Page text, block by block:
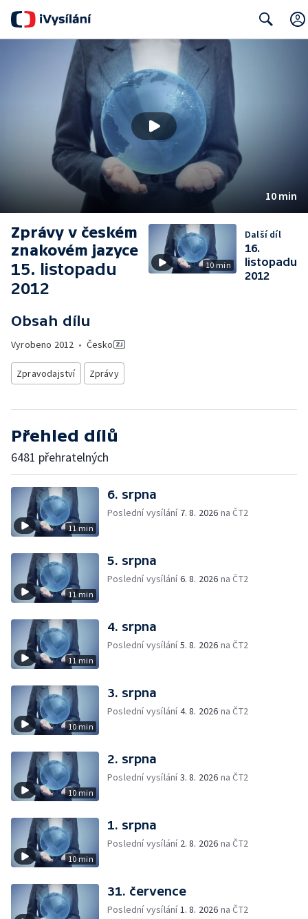
10 min
Zprávy v českém
znakovém jazyce
15. listopadu
2012
Obsah dílu
Vyrobeno 2012 • Česko
Zpravodajství Zprávy
10 min
Další díl
16.
listopadu
2012
Přehled dílů
6481 přehratelných
11 min
6. srpna
Poslední vysílání 7. 8. 2026 na ČT2
11 min
5. srpna
Poslední vysílání6. 8. 2026 na ČT2
11 min
4. srpna
Poslední vysílání5. 8. 2026 na ČT2
10 min
3. srpna
Poslední vysílání4. 8. 2026 na ČT2
10 min
2. srpna
Poslední vysílání3. 8. 2026 na ČT2
10 min
1. srpna
Poslední vysílání 2. 8. 2026 na ČT2
31. července
Poslední vysílání1. 8. 2026 na ČT2